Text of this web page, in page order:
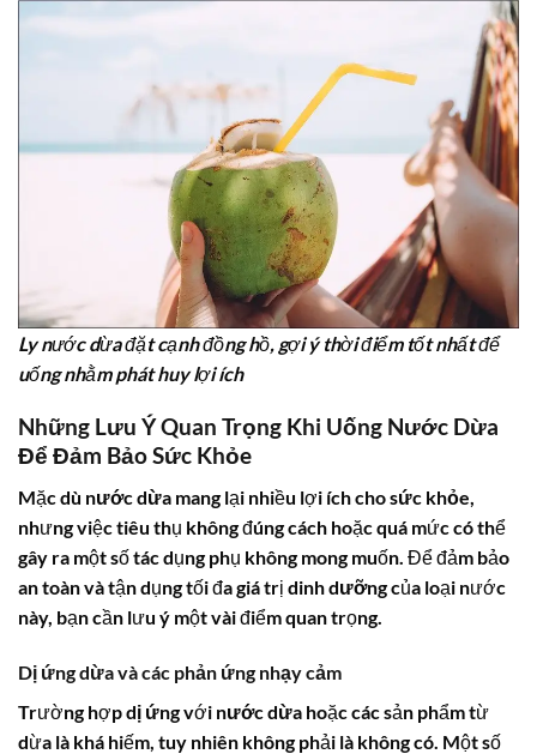
Ly nước dừa đặt cạnh đồng hồ, gợi ý thời điểm tốt nhất để
uống nhằm phát huy lợi ích
Những Lưu Ý Quan Trọng Khi Uống Nước Dừa
Để Đảm Bảo Sức Khỏe
Mặc dù nước dừa mang lại nhiều lợi ích chosức khỏe,
nhưng việc tiêu thụ không đúng cách hoặc quá mức có thể
gây ra một số tác dụng phụ không mong muốn. Để đảm bảo
an toàn và tận dụng tối đa giá trị dinh dưỡngcủa loại nước
này, bạn cần lưu ý một vài điểm quan trọng.
Dị ứng dừavà các phản ứng nhạy cảm
Trường hợpdị ứngvới nước dừa hoặc các sản phẩm từ
dừa là khá hiếm, tuy nhiên không phải là không có. Một số